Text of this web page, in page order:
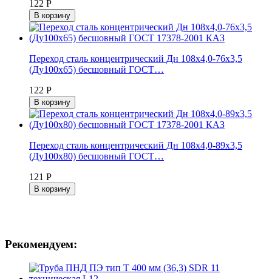
122 Р
В корзину
Переход сталь концентрический Дн 108х4,0-76х3,5
(Ду100х65) бесшовный ГОСТ…
122 Р
В корзину
Переход сталь концентрический Дн 108х4,0-89х3,5
(Ду100х80) бесшовный ГОСТ…
121 Р
В корзину
Рекомендуем: